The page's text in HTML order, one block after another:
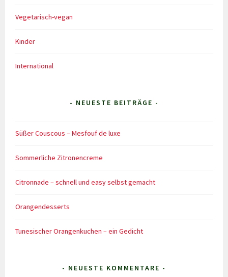
Vegetarisch-vegan
Kinder
International
- NEUESTE BEITRÄGE -
Süßer Couscous – Mesfouf de luxe
Sommerliche Zitronencreme
Citronnade – schnell und easy selbst gemacht
Orangendesserts
Tunesischer Orangenkuchen – ein Gedicht
- NEUESTE KOMMENTARE -